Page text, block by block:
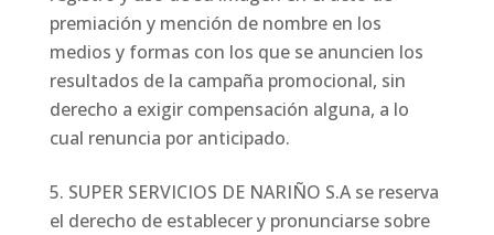
premiación y mención de nombre en los
medios y formas con los que se anuncien los
resultados de la campaña promocional, sin
derecho a exigir compensación alguna, a lo
cual renuncia por anticipado.
SUPER SERVICIOS DE NARIÑO S.A se reserva
el derecho de establecer y pronunciarse sobre